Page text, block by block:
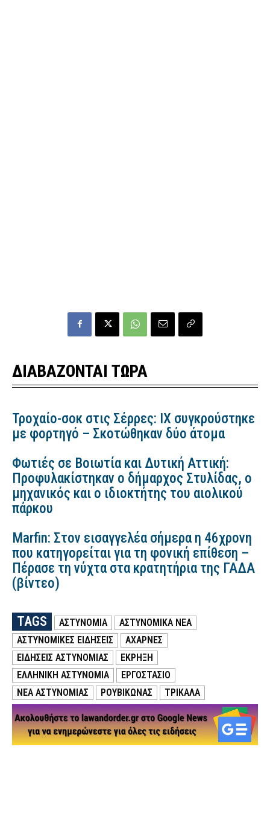
ΔΙΑΒΑΖΟΝΤΑΙ ΤΩΡΑ
Τροχαίο-σοκ στις Σέρρες: ΙΧ συγκρούστηκε
με φορτηγό – Σκοτώθηκαν δύο άτομα
Φωτιές σε Βοιωτία και Δυτική Αττική:
Προφυλακίστηκαν ο δήμαρχος Στυλίδας, ο
μηχανικός και ο ιδιοκτήτης του αιολικού
πάρκου
Marfin: Στον εισαγγελέα σήμερα η 46χρονη
που κατηγορείται για τη φονική επίθεση –
Πέρασε τη νύχτα στα κρατητήρια της ΓΑΔΑ
(βίντεο)
TAGS ΑΣΤΥΝΟΜΙΑ
ΑΣΤΥΝΟΜΙΚΑ ΝΕΑ
ΑΣΤΥΝΟΜΙΚΕΣ ΕΙΔΗΣΕΙΣ
ΑΧΑΡΝΕΣ
ΕΙΔΗΣΕΙΣ ΑΣΤΥΝΟΜΙΑΣ
ΕΚΡΗΞΗ
ΕΛΛΗΝΙΚΗ ΑΣΤΥΝΟΜΙΑ
ΕΡΓΟΣΤΑΣΙΟ
ΝΕΑ ΑΣΤΥΝΟΜΙΑΣ
ΡΟΥΒΙΚΩΝΑΣ ΤΡΙΚΑΛΑ